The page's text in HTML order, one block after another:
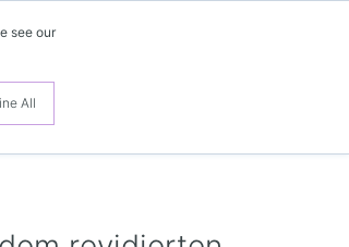
see our
All